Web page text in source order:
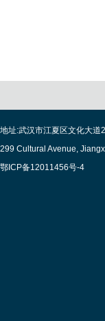
地址:武汉市江夏区文化大道
299 Cultural Avenue,
鄂ICP备12011456号-4